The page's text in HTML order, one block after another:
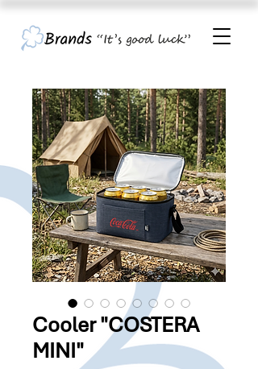
Cooler "COSTERA
MINI"